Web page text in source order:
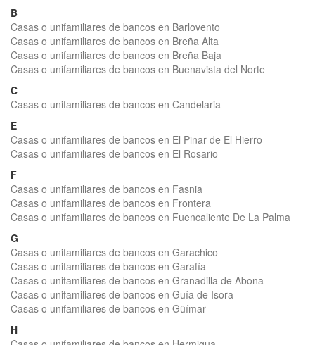
B
Casas o unifamiliares de bancos en Barlovento
Casas o unifamiliares de bancos en Breña Alta
Casas o unifamiliares de bancos en Breña Baja
Casas o unifamiliares de bancos en Buenavista del Norte
C
Casas o unifamiliares de bancos en Candelaria
E
Casas o unifamiliares de bancos en El Pinar de El Hierro
Casas o unifamiliares de bancos en El Rosario
F
Casas o unifamiliares de bancos en Fasnia
Casas o unifamiliares de bancos en Frontera
Casas o unifamiliares de bancos en Fuencaliente De La Palma
G
Casas o unifamiliares de bancos en Garachico
Casas o unifamiliares de bancos en Garafía
Casas o unifamiliares de bancos en Granadilla de Abona
Casas o unifamiliares de bancos en Guía de Isora
Casas o unifamiliares de bancos en Güímar
H